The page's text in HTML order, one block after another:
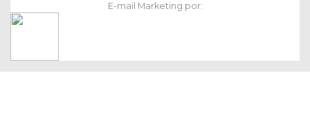
E-mail Marketing por: